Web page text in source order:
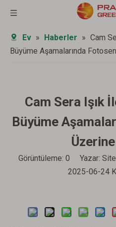
Ev » Haberler » Cam
Büyüme Aşamalarında
Cam Sera Işık
Büyüme
Görüntüleme: 0 Yazar: Site
2025-06-24